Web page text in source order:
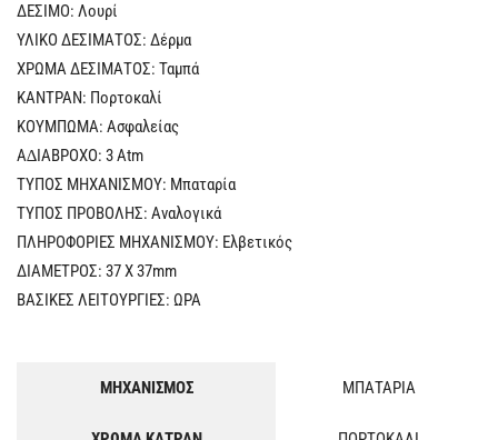
ΔΕΣΙΜΟ: Λουρί
ΥΛΙΚΟ ΔΕΣΙΜΑΤΟΣ: Δέρμα
ΧΡΩΜΑ ΔΕΣΙΜΑΤΟΣ: Ταμπά
ΚΑΝΤΡΑΝ: Πορτοκαλί
ΚΟΥΜΠΩΜΑ: Ασφαλείας
Α∆ΙΑΒΡΟΧΟ: 3 Atm
ΤΥΠΟΣ ΜΗΧΑΝΙΣΜΟΥ: Μπαταρία
ΤΥΠΟΣ ΠΡΟΒΟΛΗΣ: Αναλογικά
ΠΛΗΡΟΦΟΡΙΕΣ ΜΗΧΑΝΙΣΜΟΥ: Ελβετικός
ΔΙΑΜΕΤΡΟΣ: 37 Χ 37mm
ΒΑΣΙΚΕΣ ΛΕΙΤΟΥΡΓΙΕΣ: ΩΡΑ
ΜΗΧΑΝΙΣΜΟΣ ΜΠΑΤΑΡΙΑ